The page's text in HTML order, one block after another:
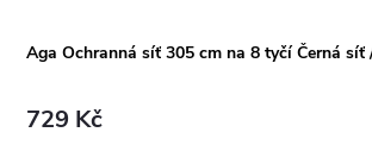
Aga Ochranná síť 305 cm na 8 tyčí Černá síť
729 Kč